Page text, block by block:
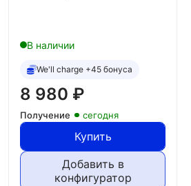
В наличии
We'll charge +45 бонуса
8 980 ₽
Получение сегодня
Купить
Добавить в
конфигуратор